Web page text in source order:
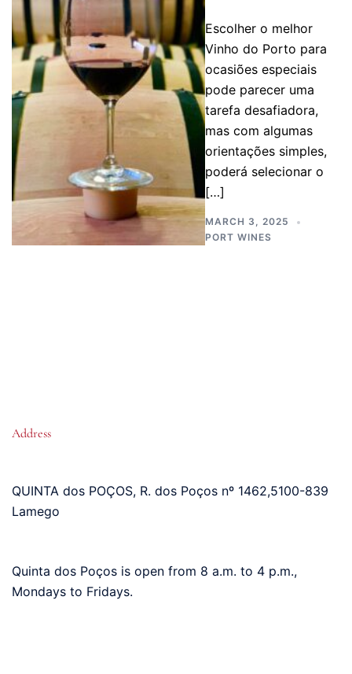
Escolher o melhor
Vinho do Porto para
ocasiões especiais
pode parecer uma
tarefa desafiadora,
mas com algumas
orientações simples,
poderá selecionar o
[…]
MARCH 3, 2025
PORT WINES
Address
QUINTA dos POÇOS, R. dos Poços nº 1462,5100-839
Lamego
Quinta dos Poços is open from 8 a.m. to 4 p.m.,
Mondays to Fridays.